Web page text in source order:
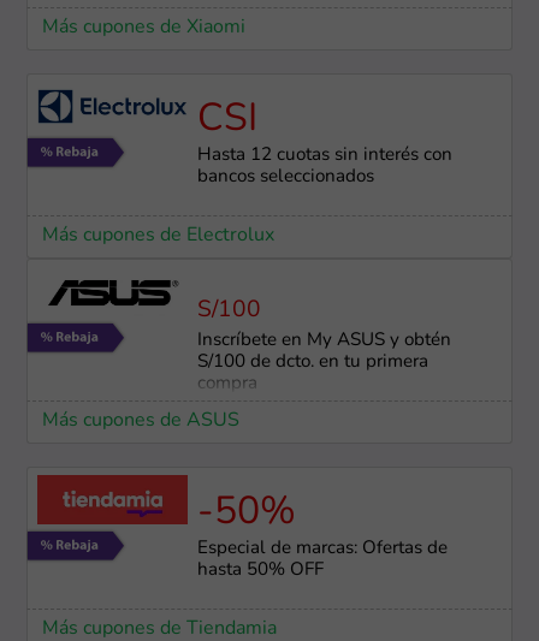
Más cupones de Xiaomi
CSI
Hasta 12 cuotas sin interés con
bancos seleccionados
Más cupones de Electrolux
S/100
Inscríbete en My ASUS y obtén
S/100 de dcto. en tu primera
compra
Más cupones de ASUS
-50%
Especial de marcas: Ofertas de
hasta 50% OFF
Más cupones de Tiendamia